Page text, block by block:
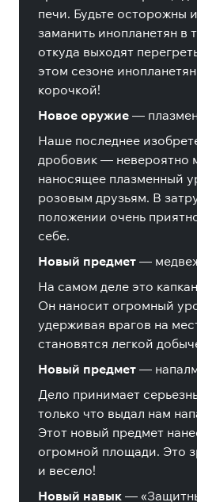
печи. Будьте осторожны
заманить инопланетян в
откуда выходят
этом сезоне
корочкой!
Новое оружие —
Наше последнее
дробовик — невероятно
наносящее плазменный
розовым друзьям. В
положении очень
себе.
Новый предмет —
На самом деле это
Он наносит огромный
удерживая врагов на
становятся легкой
Новый предмет —
Дело принимает
только что выдал нам
Этот новый предмет
огромной площади. Это
и весело!
Новый навык —